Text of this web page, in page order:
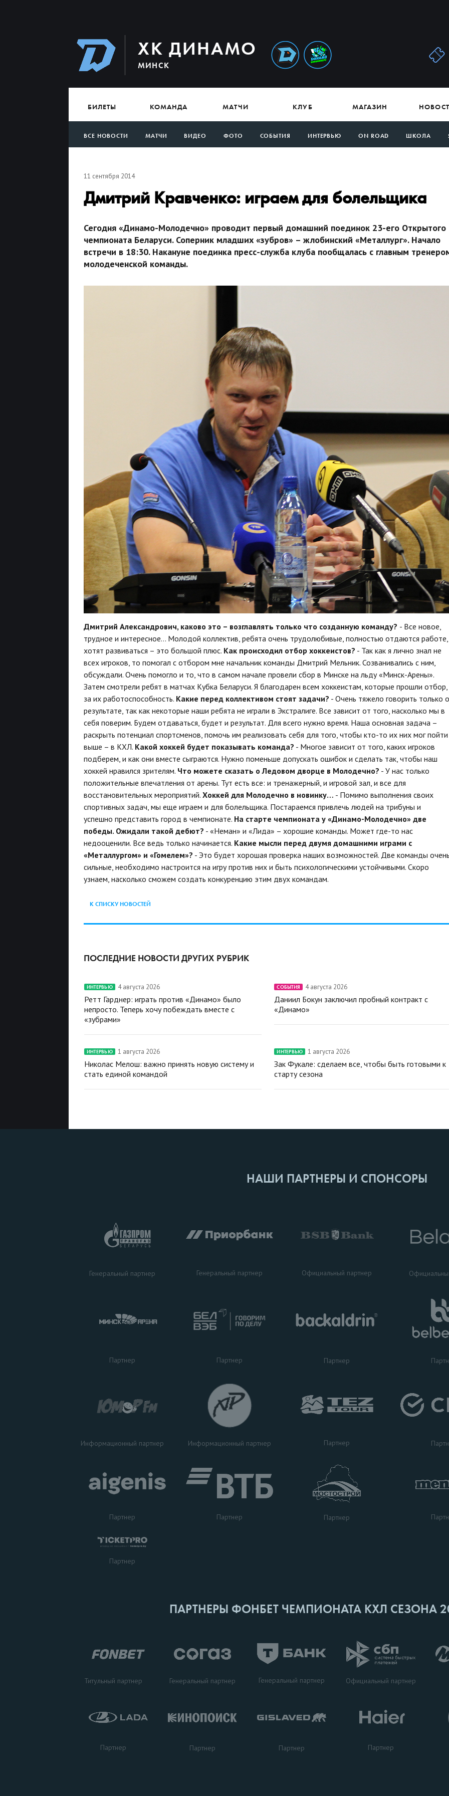
ХК ДИНАМО
МИНСК
БИЛЕТЫ КОМАНДА МАТЧИ КЛУБ МАГАЗИН
ВСЕ НОВОСТИ МАТЧИ ВИДЕО ФОТО СОБЫТИЯ ИНТЕРВЬЮ ON ROAD ШКОЛА
11 сентября 2014
Дмитрий Кравченко: играем для болельщика
Сегодня «Динамо-Молодечно» проводит первый домашний поединок 23-его Открытого
чемпионата Беларуси. Соперник младших «зубров» – жлобинский «Металлург». Начало
встречи в 18:30. Накануне поединка пресс-служба клуба пообщалась с главным
молодеченской команды.
Дмитрий Александрович, каково это – возглавлять только что созданную команду? - Все новое,
трудное и интересное… Молодой коллектив, ребята очень трудолюбивые, полностью отдаются работе,
хотят развиваться – это большой плюс. Как происходил отбор хоккеистов? - Так как я лично знал не
всех игроков, то помогал с отбором мне начальник команды Дмитрий Мельник. Созванивались с ним,
обсуждали. Очень помогло и то, что в самом начале провели сбор в Минске на льду «Минск-Арены».
Затем смотрели ребят в матчах Кубка Беларуси. Я благодарен всем хоккеистам, которые прошли отбор,
за их работоспособность. Какие перед коллективом стоят задачи? - Очень тяжело говорить только о
результате, так как некоторые наши ребята не играли в Экстралиге. Все зависит от того, насколько мы в
себя поверим. Будем отдаваться, будет и результат. Для всего нужно время. Наша основная задача –
раскрыть потенциал спортсменов, помочь им реализовать себя для того, чтобы кто-то их них мог пойти
выше – в КХЛ. Какой хоккей будет показывать команда? - Многое зависит от того, каких игроков
подберем, и как они вместе сыграются. Нужно поменьше допускать ошибок и сделать так, чтобы наш
хоккей нравился зрителям. Что можете сказать о Ледовом дворце в Молодечно? - У нас только
положительные впечатления от арены. Тут есть все: и тренажерный, и игровой зал, и все для
восстановительных мероприятий. Хоккей для Молодечно в новинку… - Помимо выполнения своих
спортивных задач, мы еще играем и для болельщика. Постараемся привлечь людей на трибуны и
успешно представить город в чемпионате. На старте чемпионата у «Динамо-Молодечно» две
победы. Ожидали такой дебют? - «Неман» и «Лида» – хорошие команды. Может где-то нас
недооценили. Все ведь только начинается. Какие мысли перед двумя домашними играми с
«Металлургом» и «Гомелем»? - Это будет хорошая проверка наших возможностей. Две команды
сильные, необходимо настроится на игру против них и быть психологическими устойчивыми. Скоро
узнаем, насколько сможем создать конкуренцию этим двух командам.
К СПИСКУ НОВОСТЕЙ
ПОСЛЕДНИЕ НОВОСТИ ДРУГИХ РУБРИК
ИНТЕРВЬЮ 4 августа 2026
Ретт Гарднер: играть против «Динамо» было
непросто. Теперь хочу побеждать вместе с
«зубрами»
СОБЫТИЯ 4 августа 2026
Даниил Бокун заключил пробный контракт с
«Динамо»
ИНТЕРВЬЮ 1 августа 2026
Николас Мелош: важно принять новую систему и
стать единой командой
ИНТЕРВЬЮ 1 августа 2026
Зак Фукале: сделаем все, чтобы быть готовыми к
старту сезона
НАШИ ПАРТНЕРЫ И СПОНСОРЫ
Генеральный партнер Генеральный партнер Официальный партнер
Партнер Партнер Партнер
Информационный партнер Информационный партнер Партнер
Партнер Партнер Партнер
Партнер
ПАРТНЕРЫ ФОНБЕТ ЧЕМПИОНАТА КХЛ СЕЗОНА
Титульный партнер Генеральный партнер Генеральный партнер Официальный партнер
Партнер Партнер Партнер Партнер